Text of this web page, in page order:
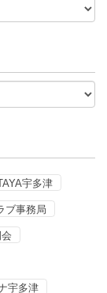
宇多津
ブ事務局
宇多津